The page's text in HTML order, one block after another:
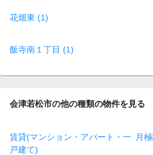
花畑東 (1)
飯寺南１丁目 (1)
会津若松市の他の種類の物件を見る
賃貸(マンション・アパート・一
戸建て)
月